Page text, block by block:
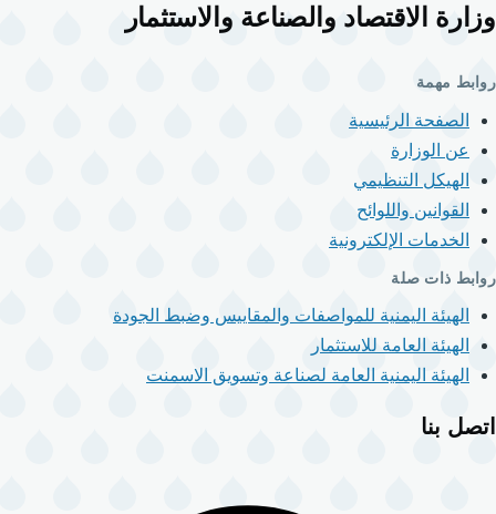
وزارة الاقتصاد والصناعة والاستثمار
روابط مهمة
الصفحة الرئيسية
عن الوزارة
الهيكل التنظيمي
القوانين واللوائح
الخدمات الإلكترونية
روابط ذات صلة
الهيئة اليمنية للمواصفات والمقاييس وضبط الجودة
الهيئة العامة للاستثمار
الهيئة اليمنية العامة لصناعة وتسويق الاسمنت
اتصل بنا